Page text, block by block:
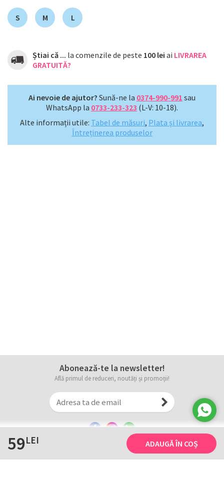
S M L
59LEI ADAUGĂ ÎN COȘ
Știai că ... la comenzile de peste 100 lei ai LIVRAREA
GRATUITĂ?
Ai nevoie de ajutor? Sună-ne la 0374-990-991 sau
WhatsApp la 0733-233-323 (L-V: 10-18).
Alte informații utile: Tabel de măsuri, Plata și livrarea,
Întreținerea produselor
Abonează-te la newsletter!
Află primul de reduceri, noutăți și promoții!
Informații Tricourile noastre